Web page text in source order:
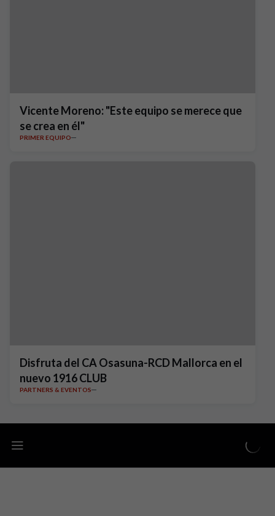
Vicente Moreno: "Este equipo se merece que
se crea en él"
PRIMER EQUIPO
Disfruta del CA Osasuna-RCD Mallorca en el
nuevo 1916 CLUB
PARTNERS & EVENTOS